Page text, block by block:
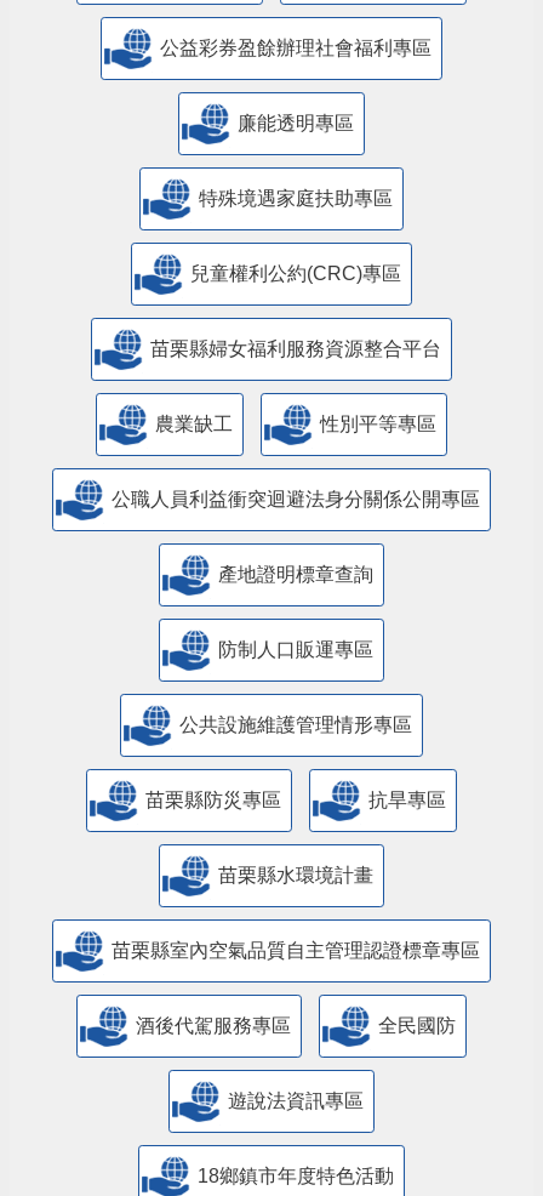
公益彩券盈餘辦理社會福利專區
廉能透明專區
特殊境遇家庭扶助專區
兒童權利公約(CRC)專區
苗栗縣婦女福利服務資源整合平台
農業缺工 性別平等專區
公職人員利益衝突迴避法身分關係公開專區
產地證明標章查詢
防制人口販運專區
​公共設施維護管理情形專區
苗栗縣防災專區 抗旱專區
苗栗縣水環境計畫
苗栗縣室內空氣品質自主管理認證標章專區
酒後代駕服務專區 全民國防
遊說法資訊專區
18鄉鎮市年度特色活動